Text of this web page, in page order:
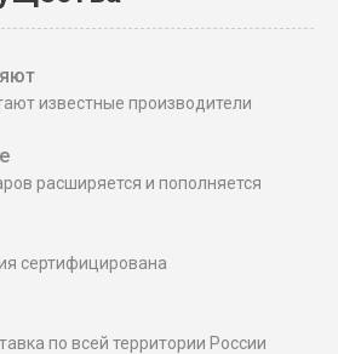
известные производители
расширяется и пополняется
сертифицирована
по всей территории России